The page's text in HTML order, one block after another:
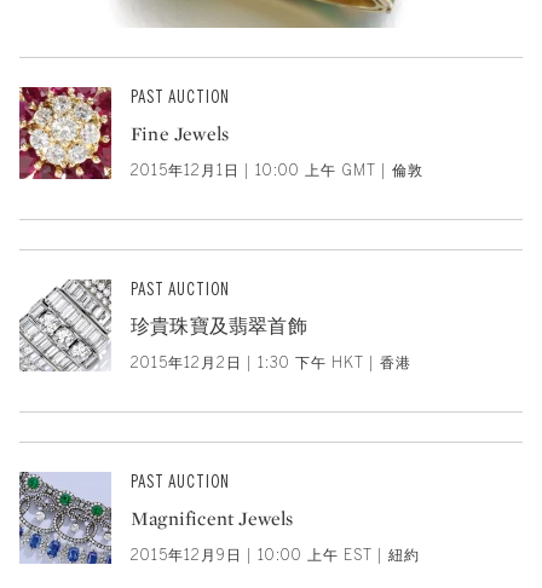
PAST AUCTION
Fine Jewels
2015年12月1日 | 10:00 上午 GMT | 倫敦
PAST AUCTION
珍貴珠寶及翡翠首飾
2015年12月2日 | 1:30 下午 HKT | 香港
PAST AUCTION
Magnificent Jewels
2015年12月9日 | 10:00 上午 EST | 紐約